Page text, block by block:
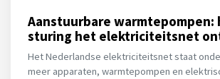
Aanstuurbare warmtepompen:
sturing het elektriciteitsnet
Het Nederlandse elektriciteitsnet staat
meer apparaten, warmtepompen en